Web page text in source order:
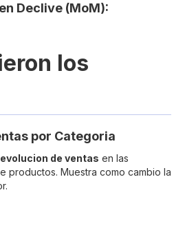
Declive (MoM):
los
por Categoria
evolucion de ventas en las
productos. Muestra como cambio la